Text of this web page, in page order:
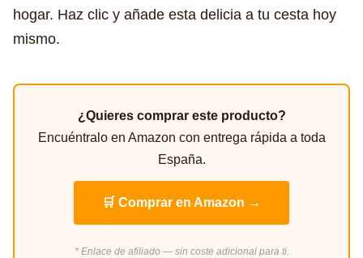
hogar. Haz clic y añade esta delicia a tu cesta hoy
mismo.
¿Quieres comprar este producto?
Encuéntralo en Amazon con entrega rápida a toda
España.
🛒 Comprar en Amazon →
* Enlace de afiliado — sin coste adicional para ti.